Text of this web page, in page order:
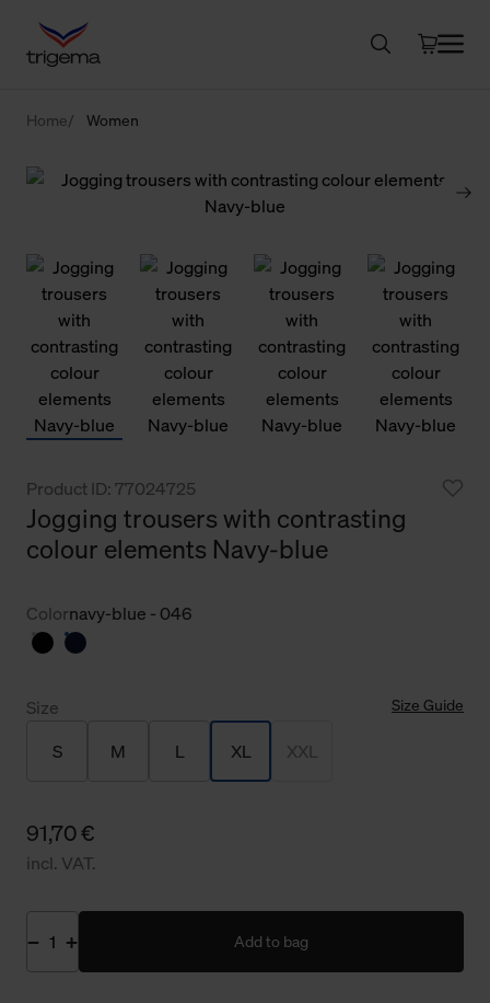
Home Women
Product ID: 77024725
Jogging trousers with contrasting
colour elements Navy-blue
Colornavy-blue - 046
Size Size Guide
S M L XL XXL
91,70 €
incl. VAT.
Add to bag